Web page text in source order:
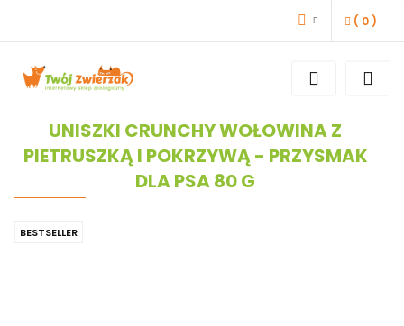
( 0 )
UNISZKI CRUNCHY WOŁOWINA Z
PIETRUSZKĄ I POKRZYWĄ - PRZYSMAK
DLA PSA 80 G
BESTSELLER